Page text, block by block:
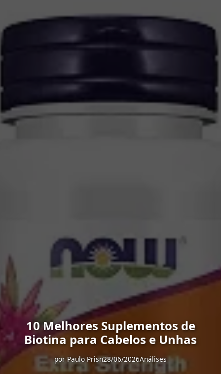
10 Melhores Suplementos de
Biotina para Cabelos e Unhas
porPaulo Prisn28/06/2026Análises